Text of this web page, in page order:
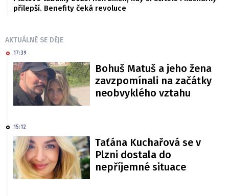
přilepší. Benefity čeká revoluce
AKTUÁLNĚ SE DĚJE
17:39
Bohuš Matuš a jeho žena
zavzpomínali na začátky
neobvyklého vztahu
15:12
Taťána Kuchařová se v
Plzni dostala do
nepříjemné situace